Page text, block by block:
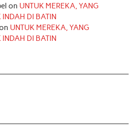
on UNTUK MEREKA, YANG
INDAH DI BATIN
UNTUK MEREKA, YANG
INDAH DI BATIN